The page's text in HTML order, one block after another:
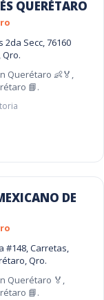
QUERÉTARO
Secc, 76160
Querétaro 👶🏅,
📘.
DE
#148, Carretas,
Qro.
Querétaro 🏅,
📘.